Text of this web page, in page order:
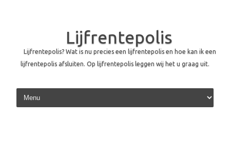
Lijfrentepolis
Lijfrentepolis? Wat is nu precies een lijfrentepolis en hoe kan ik een
lijfrentepolis afsluiten. Op lijfrentepolis leggen wij het u graag uit.
Skip to content